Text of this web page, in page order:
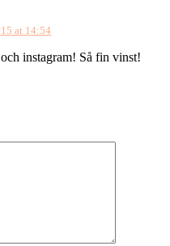
at 14:54
instagram! Så fin vinst!